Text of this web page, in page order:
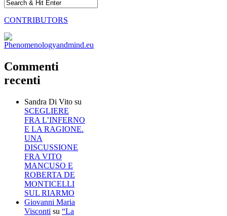
CONTRIBUTORS
Commenti
recenti
Sandra Di Vito su
SCEGLIERE
FRA L’INFERNO
E LA RAGIONE.
UNA
DISCUSSIONE
FRA VITO
MANCUSO E
ROBERTA DE
MONTICELLI
SUL RIARMO
Giovanni Maria
Visconti su “La